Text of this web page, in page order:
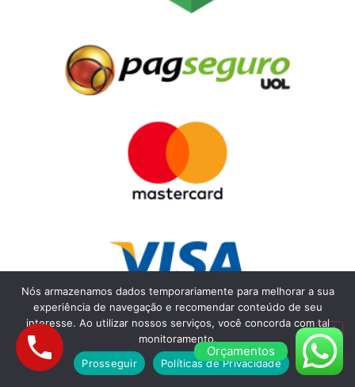
Orçamentos
Nós armazenamos dados temporariamente para melhorar a sua
experiência de navegação e recomendar conteúdo de seu
interesse. Ao utilizar nossos serviços, você concorda com tal
monitoramento.
Prosseguir
Políticas de Privacidade